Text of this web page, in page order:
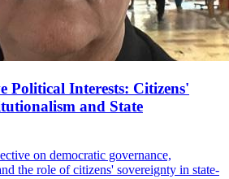
Political Interests: Citizens'
and State
on democratic governance,
the role of citizens' sovereignty in state-